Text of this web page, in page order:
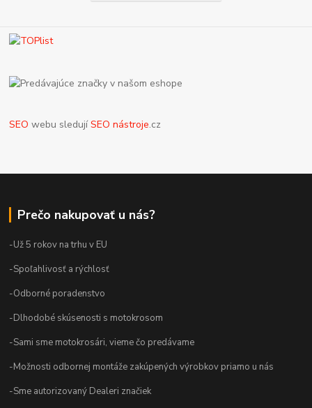
SEO webu sledujíSEO nástroje.cz
Prečo nakupovať u nás?
-Už 5 rokov na trhu v EU
-Spoľahlivosť a rýchlosť
-Odborné poradenstvo
-Dlhodobé skúsenosti s motokrosom
-Sami sme motokrosári, vieme čo predávame
-Možnosti odbornej montáže zakúpených výrobkov priamo u nás
-Sme autorizovaný Dealeri značiek